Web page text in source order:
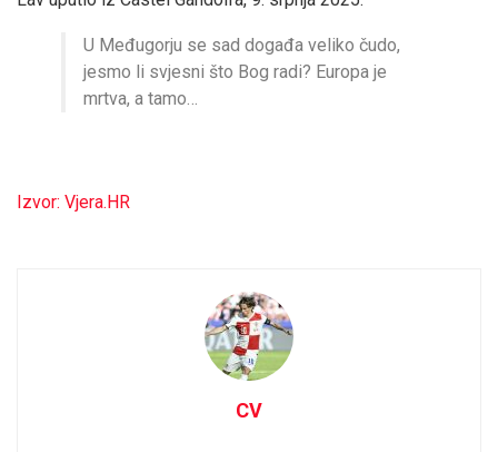
U Međugorju se sad događa veliko čudo,
jesmo li svjesni što Bog radi? Europa je
mrtva, a tamo…
Izvor: Vjera.HR
CV